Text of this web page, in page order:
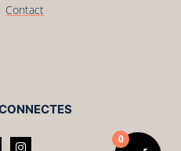
Contact
0